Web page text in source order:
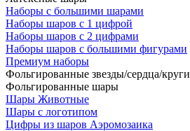
Наборы с большими шарами
Наборы шаров с 1 цифрой
Наборы шаров с 2 цифрами
Наборы шаров с большими фигурами
Премиум наборы
Фольгированные звезды/сердца/круги
Фольгированные шары
Шары Животные
Шары с логотипом
Цифры из шаров Аэромозаика